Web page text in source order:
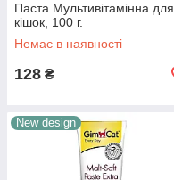
Паста Мультивітамінна для
кішок, 100 г.
Немає в наявності
128 ₴
New design